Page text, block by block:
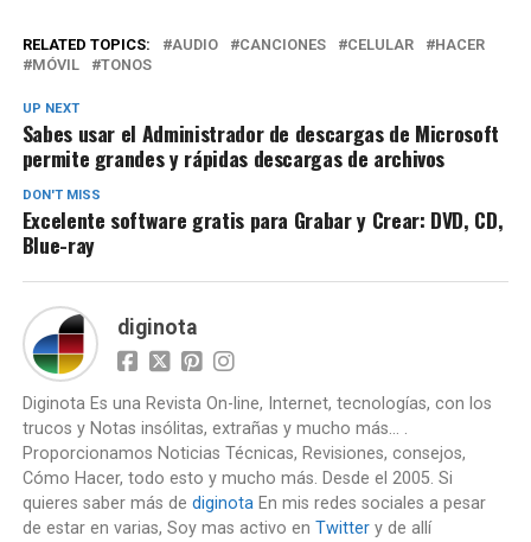
RELATED TOPICS: AUDIO CANCIONES CELULAR
HACER
MÓVIL
TONOS
UP NEXT
Sabes usar el Administrador de descargas de Microsoft
permite grandes y rápidas descargas de archivos
DON'T MISS
Excelente software gratis para Grabar y Crear: DVD, CD,
Blue-ray
diginota
Diginota Es una Revista On-line, Internet, tecnologías, con los
trucos y Notas insólitas, extrañas y mucho más... .
Proporcionamos Noticias Técnicas, Revisiones, consejos,
Cómo Hacer, todo esto y mucho más. Desde el 2005. Si
quieres saber más de diginotaEn mis redes sociales a pesar
de estar en varias, Soy mas activo en Twittery de allí